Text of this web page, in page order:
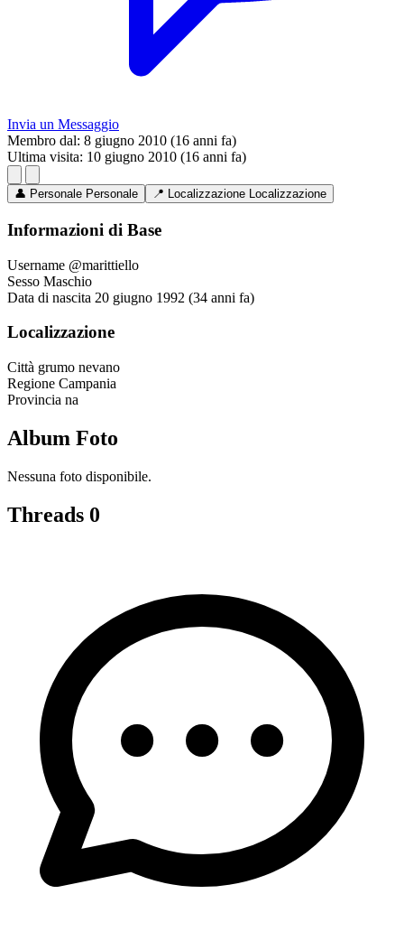
Invia un Messaggio
Membro dal: 8 giugno 2010 (16 anni fa)
Ultima visita: 10 giugno 2010 (16 anni fa)
👤 Personale Personale 📍 Localizzazione Localizzazione
Informazioni di Base
Username @marittiello
Sesso Maschio
Data di nascita 20 giugno 1992 (34 anni fa)
Localizzazione
Città grumo nevano
Regione Campania
Provincia na
Album Foto
Nessuna foto disponibile.
Threads 0